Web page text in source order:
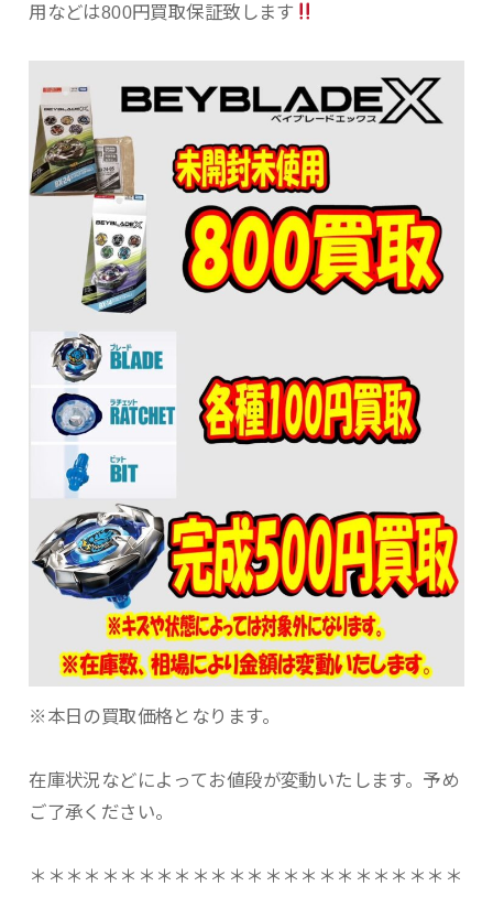
用などは800円買取保証致します
※本日の買取価格となります。
在庫状況などによってお値段が変動いたします。予め
ご了承ください。
＊＊＊＊＊＊＊＊＊＊＊＊＊＊＊＊＊＊＊＊＊＊＊＊